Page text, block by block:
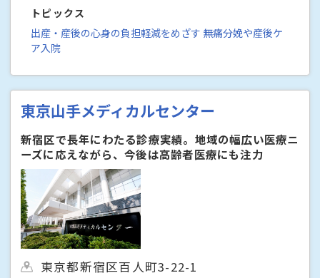
トピックス
出産・産後の心身の負担軽減をめざす 無痛分娩や産後ケ
ア入院
東京山手メディカルセンター
新宿区で長年にわたる診療実績。地域の幅広い医療ニ
ーズに応えながら、今後は高齢者医療にも注力
東京都新宿区百人町3-22-1